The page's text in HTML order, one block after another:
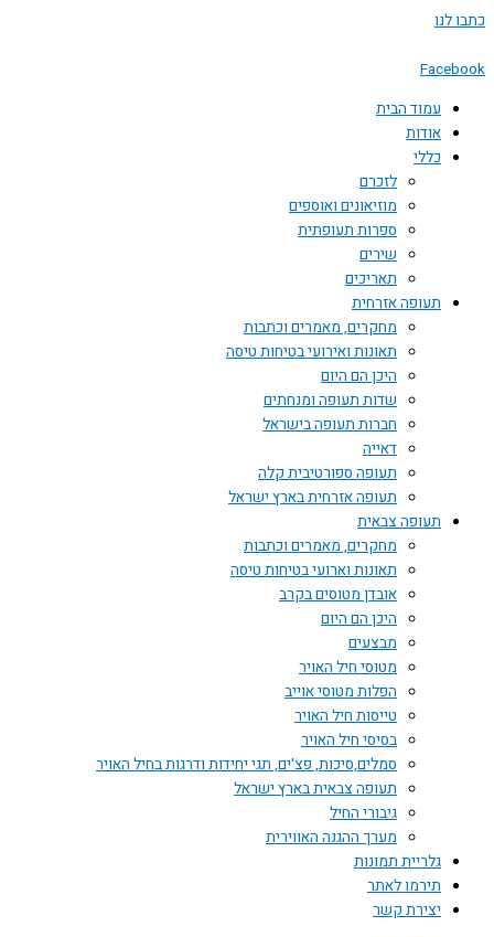
דילוג
כתבו לנו
Facebook
עמוד הבית
אודות
כללי
לזכרם
מוזיאונים ואוספים
ספרות תעופתית
שירים
תאריכים
תעופה אזרחית
מחקרים, מאמרים וכתבות
תאונות ואירועי בטיחות טיסה
היכן הם היום
שדות תעופה ומנחתים
חברות תעופה בישראל
דאייה
תעופה ספורטיבית קלה
תעופה אזרחית בארץ ישראל
תעופה צבאית
מחקרים, מאמרים וכתבות
תאונות וארועי בטיחות טיסה
אובדן מטוסים בקרב
היכן הם היום
מבצעים
מטוסי חיל האויר
הפלות מטוסי אוייב
טייסות חיל האויר
בסיסי חיל האויר
סמלים,סיכות, פצ'ים, תגי יחידות ודרגות בחיל האויר
תעופה צבאית בארץ ישראל
גיבורי החיל
מערך ההגנה האווירית
גלריית תמונות
תירמו לאתר
יצירת קשר